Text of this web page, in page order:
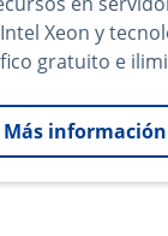
Xeon y
gratuito e
Más información